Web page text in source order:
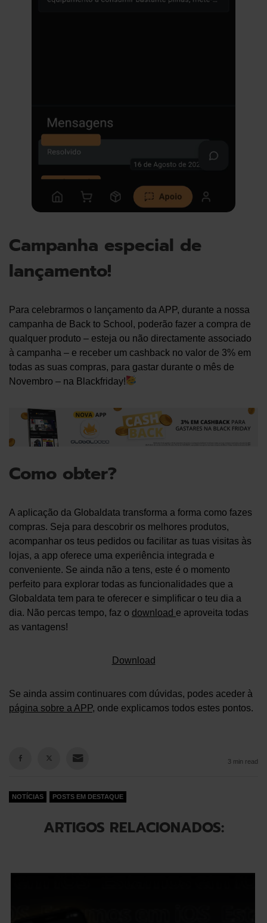
Campanha especial de
lançamento!
Para celebrarmos o lançamento da APP, durante a nossa
campanha de Back to School, poderão fazer a compra de
qualquer produto – esteja ou não directamente associado
à campanha – e receber um cashback no valor de 3% em
todas as suas compras, para gastar durante o mês de
Novembro – na Blackfriday!
Como obter?
A aplicação da Globaldata transforma a forma como fazes
compras. Seja para descobrir os melhores produtos,
acompanhar os teus pedidos ou facilitar as tuas visitas às
lojas, a app oferece uma experiência integrada e
conveniente. Se ainda não a tens, este é o momento
perfeito para explorar todas as funcionalidades que a
Globaldata tem para te oferecer e simplificar o teu dia a
dia. Não percas tempo, faz o download e aproveita todas
as vantagens!
Download
Se ainda assim continuares com dúvidas, podes aceder à
página sobre a APP, onde explicamos todos estes pontos.
3 min read
NOTÍCIAS POSTS EM DESTAQUE
ARTIGOS RELACIONADOS: